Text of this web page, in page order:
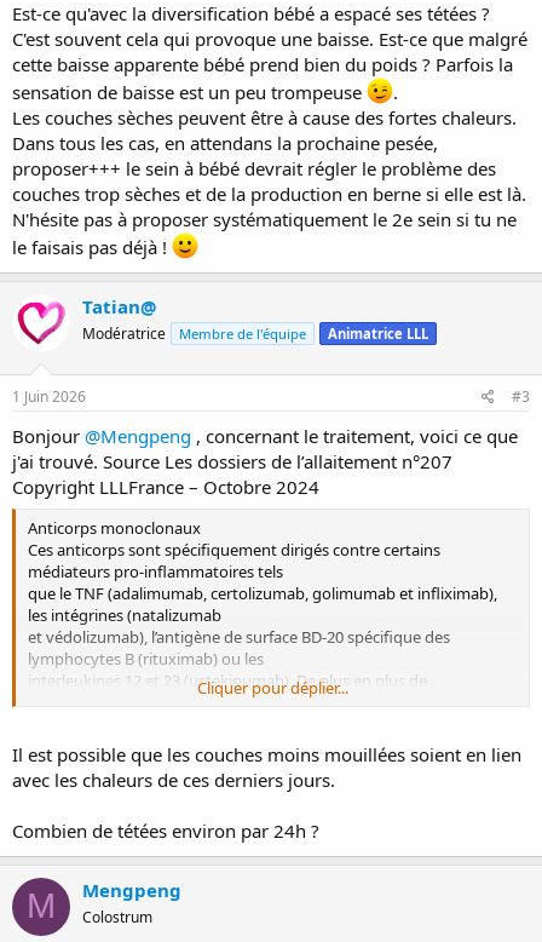
Est-ce qu'avec la diversification bébé a espacé ses tétées ?
C'est souvent cela qui provoque une baisse. Est-ce que malgré
cette baisse apparente bébé prend bien du poids ? Parfois la
sensation de baisse est un peu trompeuse
.
Les couches sèches peuvent être à cause des fortes chaleurs.
Dans tous les cas, en attendans la prochaine pesée,
proposer+++ le sein à bébé devrait régler le problème des
couches trop sèches et de la production en berne si elle est là.
N'hésite pas à proposer systématiquement le 2e sein si tu ne
le faisais pas déjà !
Tatian@
Modératrice Membre de l'équipe Animatrice LLL
1 Juin 2026 #3
Bonjour @Mengpeng , concernant le traitement, voici ce que
j'ai trouvé. Source Les dossiers de l’allaitement n°207
Copyright LLLFrance – Octobre 2024
Anticorps monoclonaux
Ces anticorps sont spécifiquement dirigés contre certains
médiateurs pro-inflammatoires tels
que le TNF (adalimumab, certolizumab, golimumab et infliximab),
les intégrines (natalizumab
et védolizumab), l’antigène de surface BD-20 spécifique des
lymphocytes B (rituximab) ou les
interleukines 12 et 23 (ustekinumab). De plus en plus de
recommandations officielles estiment
être utilisés chez les mères
allaitantes même si tous n’ont pas fait l’objet d’études de leur
excrétion lactée (à noter que
En effet, ce sont de très
grosses molécules très peu susceptibles d’être excrétées dans le lait
(rapport lait/plasma pour
celles ayant fait l’objet d’études : 0,0003 à 0,0151), environ 50 % de ce
qui passera dans le lait
Cliquer pour déplier...
Il est possible que les couches moins mouillées soient en lien
avec les chaleurs de ces derniers jours.
Combien de tétées environ par 24h ?
M Mengpeng
Colostrum